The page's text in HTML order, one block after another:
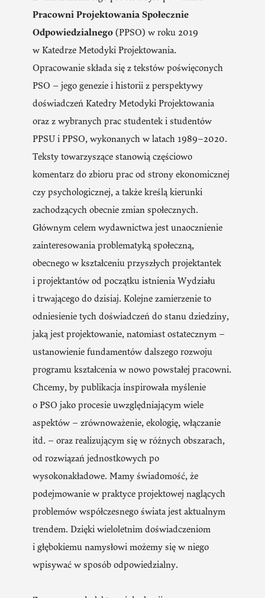
Pracowni Projektowania Społecznie
Odpowiedzialnego (PPSO) w roku 2019
w Katedrze Metodyki Projektowania.
Opracowanie składa się z tekstów poświęconych
PSO – jego genezie i historii z perspektywy
doświadczeń Katedry Metodyki Projektowania
oraz z wybranych prac studentek i studentów
PPSU i PPSO, wykonanych w latach 1989–2020.
Teksty towarzyszące stanowią częściowo
komentarz do zbioru prac od strony ekonomicznej
czy psychologicznej, a także kreślą kierunki
zachodzących obecnie zmian społecznych.
Głównym celem wydawnictwa jest unaocznienie
zainteresowania problematyką społeczną,
obecnego w kształceniu przyszłych projektantek
i projektantów od początku istnienia Wydziału
i trwającego do dzisiaj. Kolejne zamierzenie to
odniesienie tych doświadczeń do stanu dziedziny,
jaką jest projektowanie, natomiast ostatecznym –
ustanowienie fundamentów dalszego rozwoju
programu kształcenia w nowo powstałej pracowni.
Chcemy, by publikacja inspirowała myślenie
o PSO jako procesie uwzględniającym wiele
aspektów – zrównoważenie, ekologię, włączanie
itd. – oraz realizującym się w różnych obszarach,
od rozwiązań jednostkowych po
wysokonakładowe. Mamy świadomość, że
podejmowanie w praktyce projektowej naglących
problemów współczesnego świata jest aktualnym
trendem. Dzięki wieloletnim doświadczeniom
i głębokiemu namysłowi możemy się w niego
wpisywać w sposób odpowiedzialny.